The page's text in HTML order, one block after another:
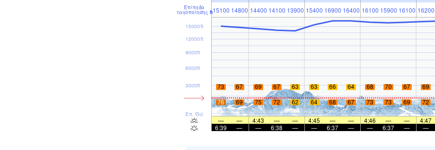
Επίπεδο
παγοποίησης ft15100 14800 14400 14100 13900 15400 16900 16400 16100 15900 16100 16200
Επ. Θάλ
3000ft
6000ft
9000ft
12000ft
15000ft
73 67 69 67 63 63 66 64 68 70 67 69
76
69 75 72 62 64 68 67 73 73 69 72
— — 4:43 — — 4:45 — — 4:46 — — 4:47
6:39
— — 6:38 — — 6:37 — — 6:37 — —